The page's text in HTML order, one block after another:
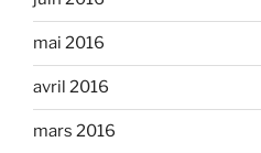
mai 2016
avril 2016
mars 2016